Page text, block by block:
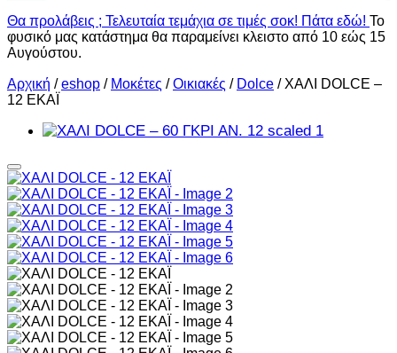
Θα προλάβεις ; Τελευταία τεμάχια σε τιμές σοκ! Πάτα εδώ! Το
φυσικό μας κατάστημα θα παραμείνει κλειστο από 10 εώς 15
Αυγούστου.
Αρχική /eshop / Μοκέτες /Οικιακές / Dolce / ΧΑΛΙ DOLCE –
12 ΕΚΑΪ